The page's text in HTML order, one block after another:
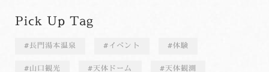
Pick Up Tag
長門湯本温泉 イベント 体験
山口観光 天体ドーム 天体観測